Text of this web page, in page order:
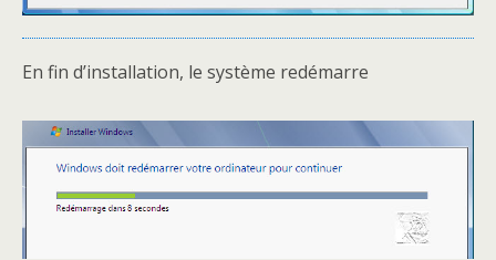
En fin d’installation, le système redémarre